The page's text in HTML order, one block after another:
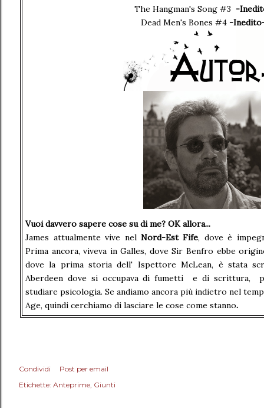
The Hangman's Song #3 -
Dead Men's Bones #4 -
Vuoi davvero sapere cose su di me? OK allora...
James attualmente vive nel Nord-Est Fife, dove è
Prima ancora, viveva in Galles, dove Sir Benfro ebbe
dove la prima storia dell' Ispettore McLean, è stata
Aberdeen dove si occupava di fumetti e di scrittura,
studiare psicologia. Se andiamo ancora più indietro nel
Age, quindi cerchiamo di lasciare le cose come stanno.
Condividi
Post per email
Etichette: Anteprime Giunti